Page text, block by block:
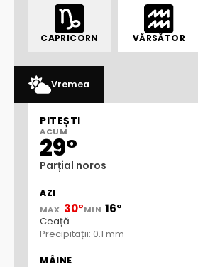
CAPRICORN VĂRSĂTOR
Vremea
PITEȘTI
ACUM
29°
Parțial noros
AZI
MAX 30°MIN 16°
Ceață
Precipitații: 0.1 mm
MÂINE